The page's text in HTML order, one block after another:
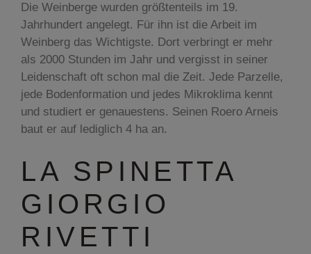
Die Weinberge wurden größtenteils im 19.
Jahrhundert angelegt. Für ihn ist die Arbeit im
Weinberg das Wichtigste. Dort verbringt er mehr
als 2000 Stunden im Jahr und vergisst in seiner
Leidenschaft oft schon mal die Zeit. Jede Parzelle,
jede Bodenformation und jedes Mikroklima kennt
und studiert er genauestens. Seinen Roero Arneis
baut er auf lediglich 4 ha an.
LA SPINETTA
GIORGIO
RIVETTI